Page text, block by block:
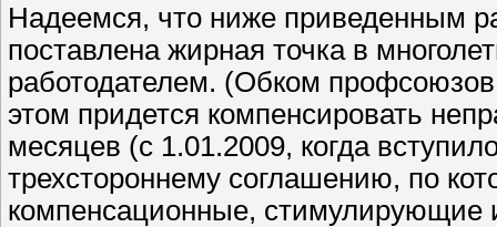
Надеемся, что ниже приведенным
поставлена жирная точка в
работодателем. (Обком
этом придется компенсировать
месяцев (с 1.01.2009, когда
трехстороннему соглашению, по
компенсационные,